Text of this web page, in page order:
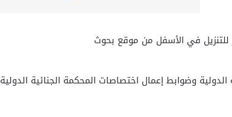
في الأسفل من موقع بحوث
الدولية وضوابط إعمال اختصاصات المحكمة الجنائية الدولية